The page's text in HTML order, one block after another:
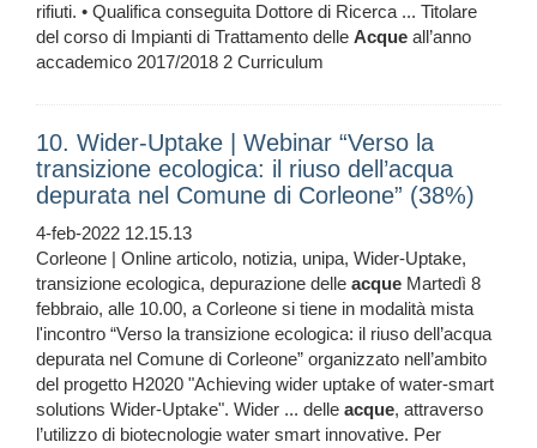
rifiuti. • Qualifica conseguita Dottore di Ricerca ... Titolare
del corso di Impianti di Trattamento delle Acque all’anno
accademico 2017/2018 2 Curriculum
10. Wider-Uptake | Webinar “Verso la
transizione ecologica: il riuso dell’acqua
depurata nel Comune di Corleone” (38%)
4-feb-2022 12.15.13
Corleone | Online articolo, notizia, unipa, Wider-Uptake,
transizione ecologica, depurazione delle acque Martedì 8
febbraio, alle 10.00, a Corleone si tiene in modalità mista
l'incontro “Verso la transizione ecologica: il riuso dell’acqua
depurata nel Comune di Corleone” organizzato nell’ambito
del progetto H2020 "Achieving wider uptake of water-smart
solutions Wider-Uptake". Wider ... delle acque, attraverso
l’utilizzo di biotecnologie water smart innovative. Per